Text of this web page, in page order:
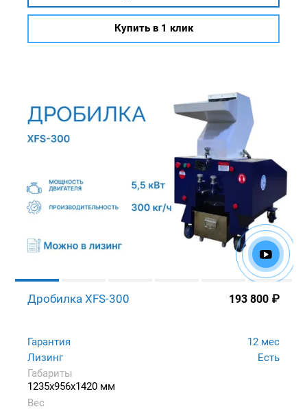
Купить в 1 клик
Дробилка XFS-300 193 800 ₽
Гарантия
12 мес
Лизинг
Есть
Габариты
1235x956x1420 мм
Вес